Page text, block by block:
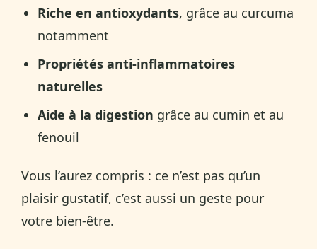
Riche en antioxydants, grâce au curcuma
notamment
Propriétés anti-inflammatoires
naturelles
Aide à la digestion grâce au cumin et au
fenouil
Vous l’aurez compris : ce n’est pas qu’un
plaisir gustatif, c’est aussi un geste pour
votre bien-être.